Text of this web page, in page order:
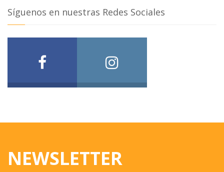
Síguenos en nuestras Redes Sociales
NEWSLETTER